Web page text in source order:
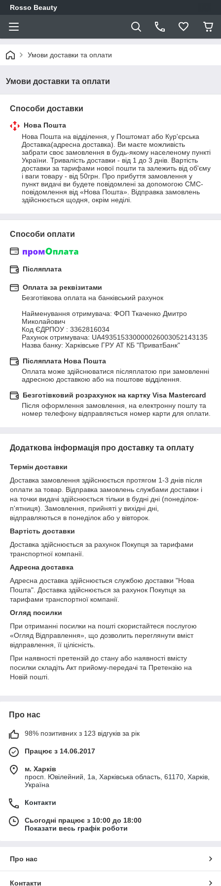
Rosso Beauty
Умови доставки та оплати
Умови доставки та оплати
Способи доставки
Нова Пошта
Нова Пошта на відділення, у Поштомат або Кур'єрська
Доставка(адресна доставка). Ви маєте можливість
забрати своє замовлення в будь-якому населеному пункті
України. Тривалість доставки - від 1 до 3 днів. Вартість
доставки за тарифами нової пошти та залежить від об'єму
і ваги товару - від 50грн. Про прибуття замовлення у
пункт видачі ви будете повідомлені за допомогою СМС-
повідомлення від «Нова Пошта». Відправка замовлень
здійснюється щодня, окрім неділі.
Способи оплати
Післяплата
Оплата за реквізитами
Безготівкова оплата на банківський рахунок
Найменування отримувача: ФОП Ткаченко Дмитро
Миколайович
Код ЄДРПОУ : 3362816034
Рахунок отримувача: UA493515330000026003052143135
Назва банку: Харкiвське ГРУ АТ КБ "ПриватБанк"
Післяплата Нова Пошта
Оплата може здійснюватися післяплатою при замовленні
адресною доставкою або на поштове відділення.
Безготівковий розрахунок на картку Visa Mastercard
Після оформлення замовлення, на електронну пошту та
номер телефону відправляється номер карти для оплати.
Додаткова інформація про доставку та оплату
Термін доставки
Доставка замовлення здійснюється протягом 1-3 днів після
оплати за товар. Відправка замовлень службами доставки і
на точки видачі здійснюється тільки в будні дні (понеділок-
п'ятниця). Замовлення, прийняті у вихідні дні,
відправляються в понеділок або у вівторок.
Вартість доставки
Доставка здійснюється за рахунок Покупця за тарифами
транспортної компанії.
Адресна доставка
Адресна доставка здійснюється службою доставки "Нова
Пошта". Доставка здійснюється за рахунок Покупця за
тарифами транспортної компанії.
Огляд посилки
При отриманні посилки на пошті скористайтеся послугою
«Огляд Відправлення», що дозволить переглянути вміст
відправлення, її цілісність.
При наявності претензій до стану або наявності вмісту
посилки складіть Акт прийому-передачі та Претензію на
Новій пошті.
Про нас
98% позитивних з 123 відгуків за рік
Працює з 14.06.2017
м. Харків
просп. Ювілейний, 1а, Харківська область, 61170, Харків,
Україна
Контакти
Сьогодні працює з 10:00 до 18:00
Показати весь графік роботи
Про нас
Контакти